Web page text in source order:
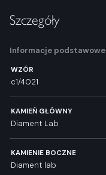
Szczegóły
Informacje podstawowe
WZÓR
c1/4021
KAMIEŃ GŁÓWNY
Diament Lab
KAMIENIE BOCZNE
Diament lab